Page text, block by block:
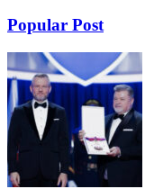
Popular Post